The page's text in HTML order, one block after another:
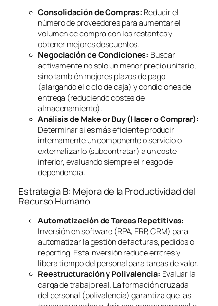
Consolidación de Compras: Reducir el
número de proveedores para aumentar el
volumen de compra con los restantes y
obtener mejores descuentos.
Negociación de Condiciones: Buscar
activamente no solo un menor precio unitario,
sino también mejores plazos de pago
(alargando el ciclo de caja) y condiciones de
entrega (reduciendo costes de
almacenamiento).
Análisis de Make or Buy(Hacer o Comprar):
Determinar si es más eficiente producir
internamente un componente o servicio o
externalizarlo (subcontratar) a un coste
inferior, evaluando siempre el riesgo de
dependencia.
Estrategia B: Mejora de la Productividad del
Recurso Humano
Automatización de Tareas Repetitivas:
Inversión ensoftware(RPA, ERP, CRM) para
automatizar la gestión de facturas, pedidos o
reporting. Esta inversión reduce errores y
libera tiempo del personal para tareas de valor.
Reestructuración y Polivalencia: Evaluar la
carga de trabajo real. La formación cruzada
del personal (polivalencia) garantiza que las